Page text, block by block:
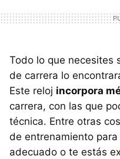
Todo lo que necesites
de carrera lo
Este reloj incorpora
carrera, con las que
técnica. Entre otras
de entrenamiento
adecuado o te estás